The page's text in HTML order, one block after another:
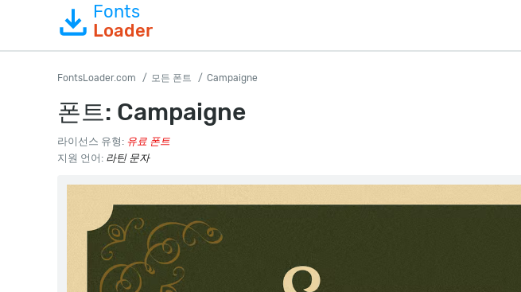
Fonts
Loader
FontsLoader.com 모든 폰트 Campaigne
폰트: Campaigne
라이선스 유형: 유료 폰트
지원 언어: 라틴 문자